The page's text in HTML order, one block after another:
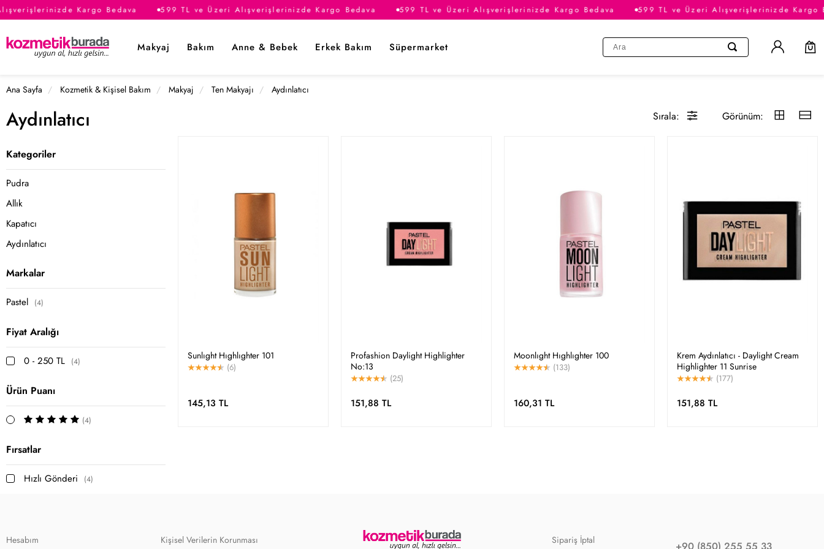
Kargo Bedava 599 TL ve Üzeri Alışverişlerinizde Kargo Bedava 599 TL ve Üzeri Alışverişlerinizde Kargo Bedava 599 TL ve Üzeri Alışverişlerinizde Kargo
Makyaj Bakım Anne & Bebek Erkek Bakım Süpermarket
Ana Sayfa Kozmetik & Kişisel Bakım Makyaj Ten Makyajı Aydınlatıcı
Aydınlatıcı
Kategoriler
Pudra
Allık
Kapatıcı
Aydınlatıcı
Markalar
Pastel (4)
Fiyat Aralığı
0 - 250 TL (4)
Ürün Puanı
(4)
Fırsatlar
Hızlı Gönderi (4)
Sırala: Görünüm:
Sunlıght Hıghlıghter 101
(6)
145,13 TL
Profashion Daylight Highlighter
No:13
(25)
151,88 TL
Moonlıght Hıghlıghter 100
(133)
160,31 TL
Krem Aydınlatıcı - Daylight Cream
Highlighter 11 Sunrise
(177)
151,88 TL
Hesabım Kişisel Verilerin Korunması Sipariş İptal